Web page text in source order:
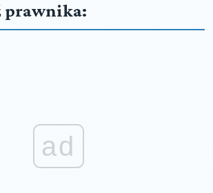
prawnika:
ad